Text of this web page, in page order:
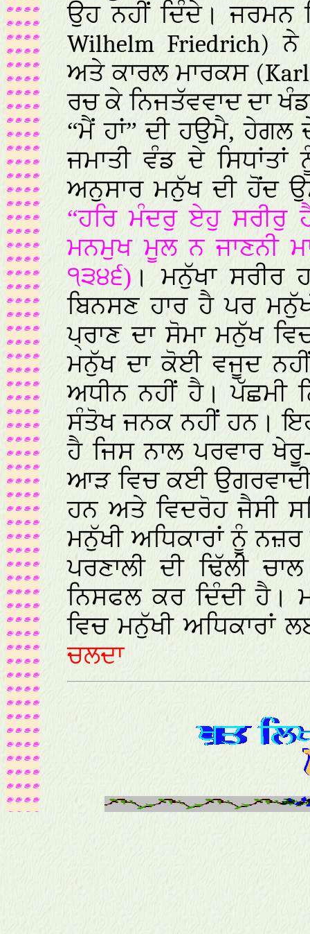
ਉਹ ਨਹੀਂ ਦਿੰਦੇ। ਜਰਮਨ
Wilhelm Friedrich) ਨੇ
ਅਤੇ ਕਾਰਲ ਮਾਰਕਸ
ਰਚ ਕੇ ਨਿਜਤੱਵਵਾਦ ਦਾ
“ਮੈਂ ਹਾਂ” ਦੀ ਹਉਮੈ,
ਜਮਾਤੀ ਵੰਡ ਦੇ
ਅਨੁਸਾਰ ਮਨੁੱਖ ਦੀ ਹੋਂਦ
“ਹਰਿ ਮੰਦਰੁ ਏਹੁ
ਮਨਮੁਖ ਮੂਲ ਨ ਜਾਣਨੀ
੧੩੪੬) । ਮਨੁੱਖਾ ਸਰੀਰ
ਬਿਨਸਣ ਹਾਰ ਹੈ ਪਰ
ਪ੍ਰਾਣ ਦਾ ਸੋਮਾ ਮਨੁੱਖ
ਮਨੁੱਖ ਦਾ ਕੋਈ ਵਜੂਦ
ਅਧੀਨ ਨਹੀਂ ਹੈ। ਪੱਛਮੀ
ਸੰਤੋਖ ਜਨਕ ਨਹੀਂ ਹਨ।
ਹੈ ਜਿਸ ਨਾਲ ਪਰਵਾਰ
ਆੜ ਵਿਚ ਕਈ
ਹਨ ਅਤੇ ਵਿਦਰੋਹ ਜੈਸੀ
ਮਨੁੱਖੀ ਅਧਿਕਾਰਾਂ ਨੂੰ
ਪਰਣਾਲੀ ਦੀ ਢਿੱਲੀ
ਨਿਸਫਲ ਕਰ ਦਿੰਦੀ ਹੈ।
ਵਿਚ ਮਨੁੱਖੀ ਅਧਿਕਾਰਾਂ
ਚਲਦਾ